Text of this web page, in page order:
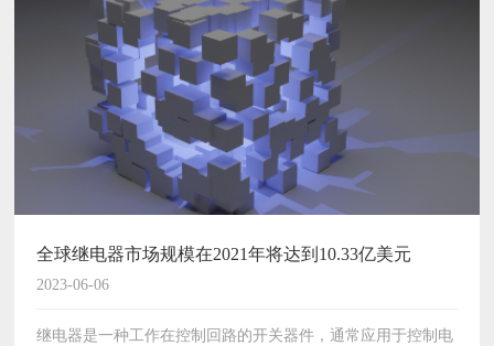
全球继电器市场规模在2021年将达到10.33亿美元
2023-06-06
继电器是一种工作在控制回路的开关器件，通常应用于控制电